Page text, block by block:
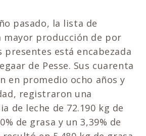
pasado, la lista de
mayor producción de por
presentes está encabezada
de Pesse. Sus cuarenta
en promedio ocho años y
registraron una
de leche de 72.190 kg de
de grasa y un 3,39% de